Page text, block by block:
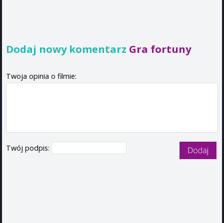
Dodaj nowy komentarz Gra fortuny
Twoja opinia o filmie:
Twój podpis: